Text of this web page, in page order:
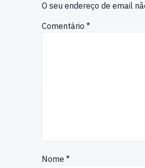
O seu endereço de email
Comentário *
Nome *